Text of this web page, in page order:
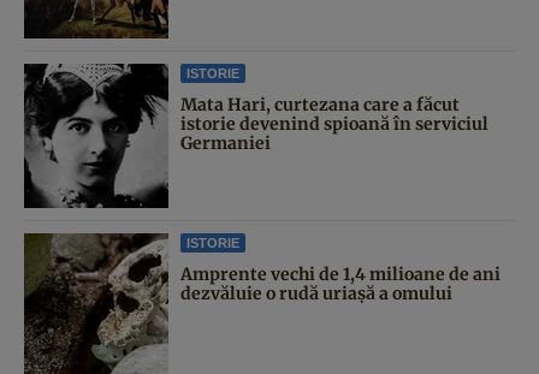
ISTORIE
Mata Hari, curtezana care a făcut
istorie devenind spioană în serviciul
Germaniei
ISTORIE
Amprente vechi de 1,4 milioane de ani
dezvăluie o rudă uriașă a omului